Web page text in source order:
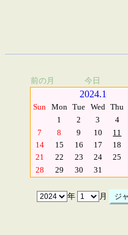
前の月 今日
2024.1
Sun Mon Tue Wed Thu
1
2 3 4
7
8 9 10 11
14
15 16 17 18
21
22 23 24 25
28
29 30 31
年 月